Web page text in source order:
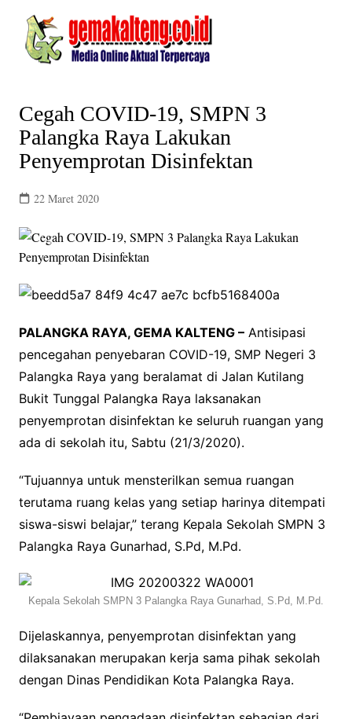
content
Cegah COVID-19, SMPN 3
Palangka Raya Lakukan
Penyemprotan Disinfektan
22 Maret 2020
PALANGKA RAYA, GEMA KALTENG –Antisipasi
pencegahan penyebaran COVID-19, SMP Negeri 3
Palangka Raya yang beralamat di Jalan Kutilang
Bukit Tunggal Palangka Raya laksanakan
penyemprotan disinfektan ke seluruh ruangan yang
ada di sekolah itu, Sabtu (21/3/2020).
“Tujuannya untuk mensterilkan semua ruangan
terutama ruang kelas yang setiap harinya ditempati
siswa-siswi belajar,” terang Kepala Sekolah SMPN 3
Palangka Raya Gunarhad, S.Pd, M.Pd.
Kepala Sekolah SMPN 3 Palangka Raya Gunarhad, S.Pd, M.Pd.
Dijelaskannya, penyemprotan disinfektan yang
dilaksanakan merupakan kerja sama pihak sekolah
dengan Dinas Pendidikan Kota Palangka Raya.